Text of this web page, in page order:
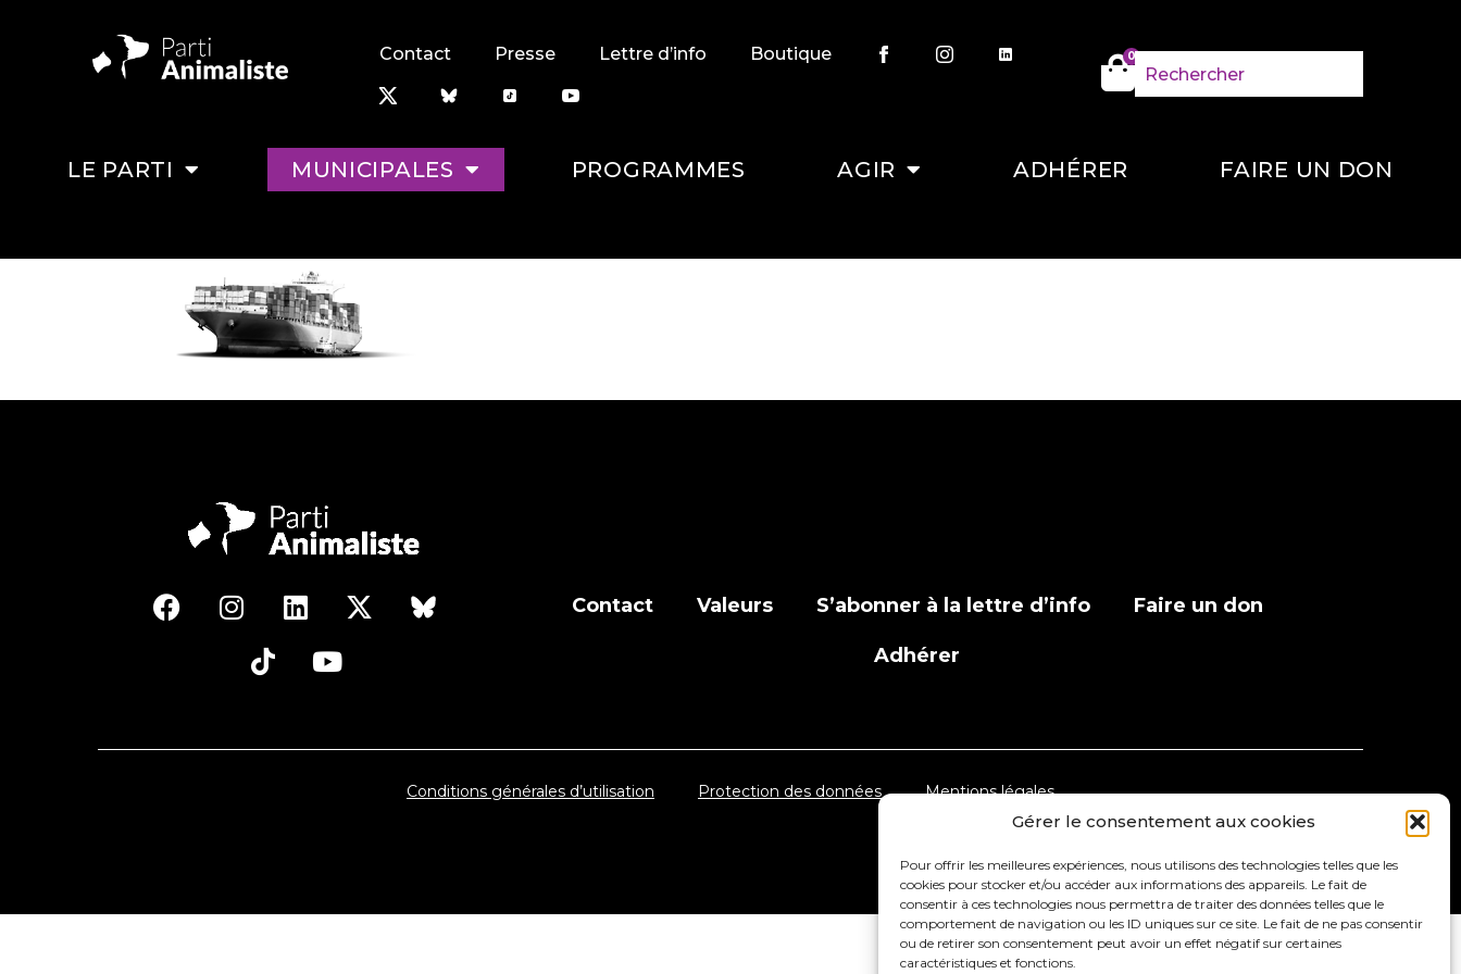
Gérer le consentement aux cookies
Pour offrir les meilleures expériences, nous utilisons des technologies telles que les
cookies pour stocker et/ou accéder aux informations des appareils. Le fait de
consentir à ces technologies nous permettra de traiter des données telles que le
comportement de navigation ou les ID uniques sur ce site. Le fait de ne pas consentir
ou de retirer son consentement peut avoir un effet négatif sur certaines
caractéristiques et fonctions.
Contact Presse Lettre d’info Boutique 0
LE PARTI MUNICIPALES PROGRAMMES AGIR ADHÉRER FAIRE UN DON
Contact Valeurs S’abonner à la lettre d’info Faire un don
Adhérer
Conditions générales d’utilisation Protection des données Mentions légales